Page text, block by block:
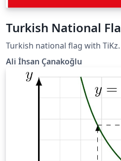
Turkish National
Turkish national flag with TiKz.
Ali İhsan Çanakoğlu